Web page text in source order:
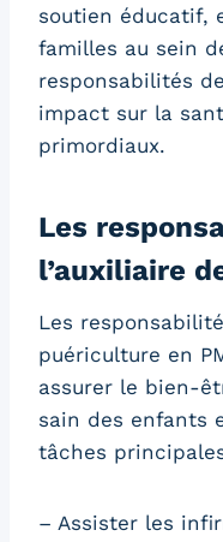
soutien éducatif,
familles au sein
responsabilités
impact sur la
primordiaux.
Les
l’auxiliaire
Les
puériculture en
assurer le bien-
sain des enfants
tâches
– Assister les